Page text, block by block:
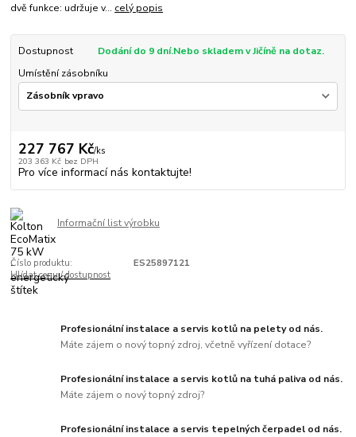
dvě funkce: udržuje v... celý popis
Dostupnost
Dodání do 9 dní.Nebo skladem v Jičíně na dotaz.
Umístění zásobníku
227 767 Kč/ks
203 363 Kč bez DPH
Pro více informací nás kontaktujte!
Informační list výrobku
Číslo produktu:
ES25897121
Hlídat cenu / dostupnost
Profesionální instalace a servis kotlů na pelety od nás.
Máte zájem o nový topný zdroj, včetně vyřízení dotace?
Profesionální instalace a servis kotlů na tuhá paliva od nás.
Máte zájem o nový topný zdroj?
Profesionální instalace a servis tepelných čerpadel od nás.